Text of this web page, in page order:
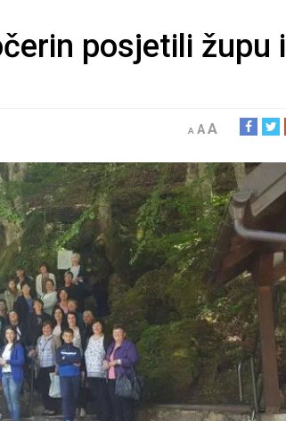
posjetili župu i
A AA